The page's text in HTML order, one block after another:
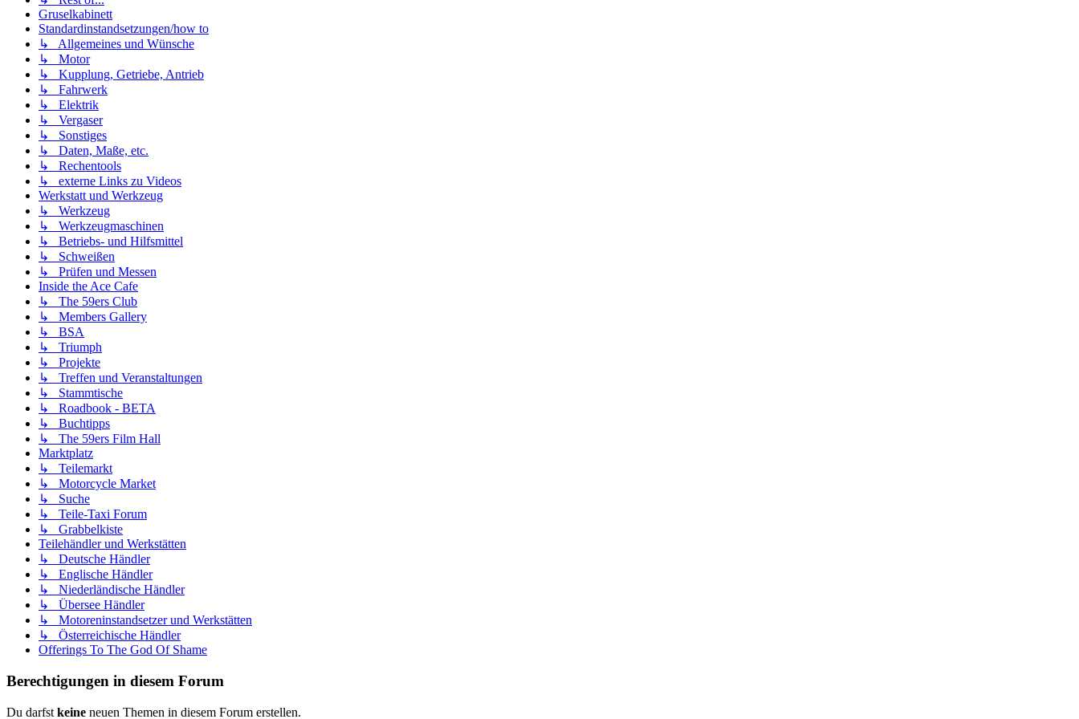
Gruselkabinett
Standardinstandsetzungen/how to
↳ Allgemeines und Wünsche
↳ Motor
↳ Kupplung, Getriebe, Antrieb
↳ Fahrwerk
↳ Elektrik
↳ Vergaser
↳ Sonstiges
↳ Daten, Maße, etc.
↳ Rechentools
↳ externe Links zu Videos
Werkstatt und Werkzeug
↳ Werkzeug
↳ Werkzeugmaschinen
↳ Betriebs- und Hilfsmittel
↳ Schweißen
↳ Prüfen und Messen
Inside the Ace Cafe
↳ The 59ers Club
↳ Members Gallery
↳ BSA
↳ Triumph
↳ Projekte
↳ Treffen und Veranstaltungen
↳ Stammtische
↳ Roadbook - BETA
↳ Buchtipps
↳ The 59ers Film Hall
Marktplatz
↳ Teilemarkt
↳ Motorcycle Market
↳ Suche
↳ Teile-Taxi Forum
↳ Grabbelkiste
Teilehändler und Werkstätten
↳ Deutsche Händler
↳ Englische Händler
↳ Niederländische Händler
↳ Übersee Händler
↳ Motoreninstandsetzer und Werkstätten
↳ Österreichische Händler
Offerings To The God Of Shame
Berechtigungen in diesem Forum
Du darfst keine neuen Themen in diesem Forum erstellen.